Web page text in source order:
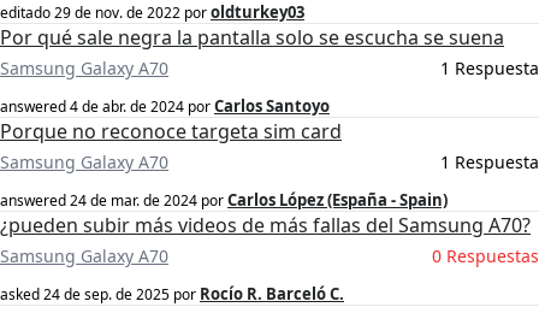
editado29 de nov. de 2022 poroldturkey03
Por qué sale negra la pantalla solo se escucha se suena
Samsung Galaxy A70 1 Respuesta
answered4 de abr. de 2024 porCarlos Santoyo
Porque no reconoce targeta sim card
Samsung Galaxy A70 1 Respuesta
answered24 de mar. de 2024 porCarlos López (España - Spain)
¿pueden subir más videos de más fallas del Samsung A70?
Samsung Galaxy A70 0 Respuestas
asked24 de sep. de 2025 por Rocío R. Barceló C.